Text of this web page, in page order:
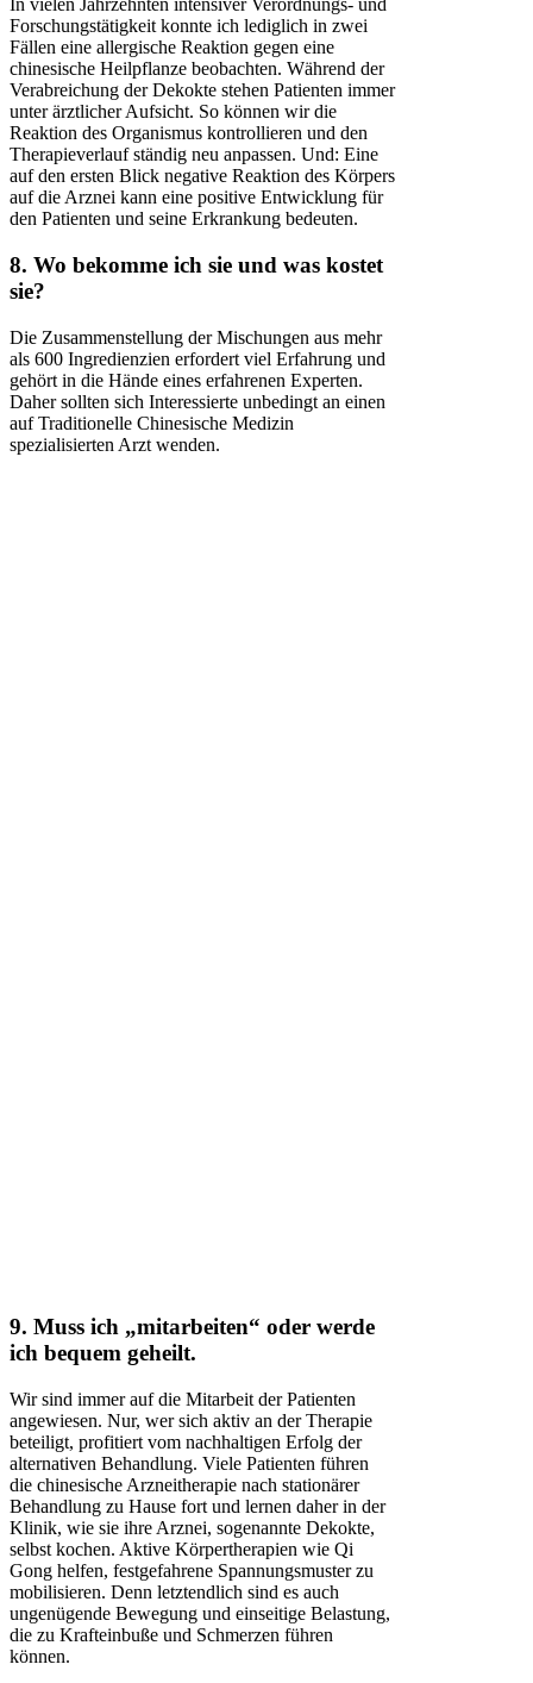
In vielen Jahrzehnten intensiver Verordnungs- und
Forschungstätigkeit konnte ich lediglich in zwei
Fällen eine allergische Reaktion gegen eine
chinesische Heilpflanze beobachten. Während der
Verabreichung der Dekokte stehen Patienten immer
unter ärztlicher Aufsicht. So können wir die
Reaktion des Organismus kontrollieren und den
Therapieverlauf ständig neu anpassen. Und: Eine
auf den ersten Blick negative Reaktion des Körpers
auf die Arznei kann eine positive Entwicklung für
den Patienten und seine Erkrankung bedeuten.
8. Wo bekomme ich sie und was kostet
sie?
Die Zusammenstellung der Mischungen aus mehr
als 600 Ingredienzien erfordert viel Erfahrung und
gehört in die Hände eines erfahrenen Experten.
Daher sollten sich Interessierte unbedingt an einen
auf Traditionelle Chinesische Medizin
spezialisierten Arzt wenden.
9. Muss ich „mitarbeiten“ oder werde
ich bequem geheilt.
Wir sind immer auf die Mitarbeit der Patienten
angewiesen. Nur, wer sich aktiv an der Therapie
beteiligt, profitiert vom nachhaltigen Erfolg der
alternativen Behandlung. Viele Patienten führen
die chinesische Arzneitherapie nach stationärer
Behandlung zu Hause fort und lernen daher in der
Klinik, wie sie ihre Arznei, sogenannte Dekokte,
selbst kochen. Aktive Körpertherapien wie Qi
Gong helfen, festgefahrene Spannungsmuster zu
mobilisieren. Denn letztendlich sind es auch
ungenügende Bewegung und einseitige Belastung,
die zu Krafteinbuße und Schmerzen führen
können.